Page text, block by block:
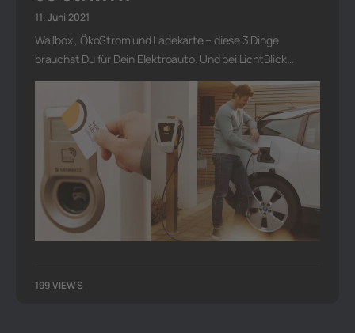
11. Juni 2021
Wallbox , ÖkoStrom und Ladekarte – diese 3 Dinge
brauchst Du für Dein Elektroauto. Und bei LichtBlick…
199 VIEWS